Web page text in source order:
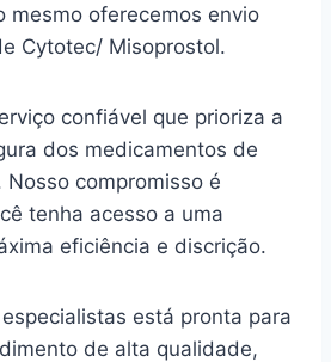
mesmo oferecemos envio
Cytotec/ Misoprostol.
confiável que prioriza a
dos medicamentos de
Nosso compromisso é
tenha acesso a uma
eficiência e discrição.
está pronta para
de alta qualidade,